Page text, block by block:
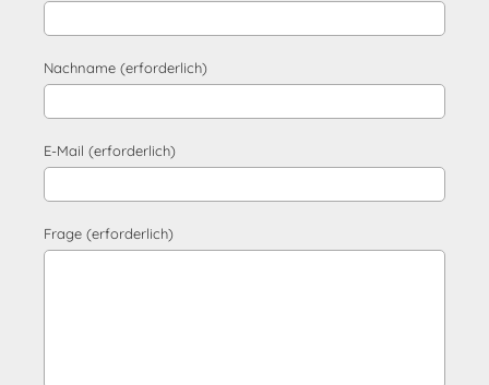
Nachname (erforderlich)
E-Mail (erforderlich)
Frage (erforderlich)